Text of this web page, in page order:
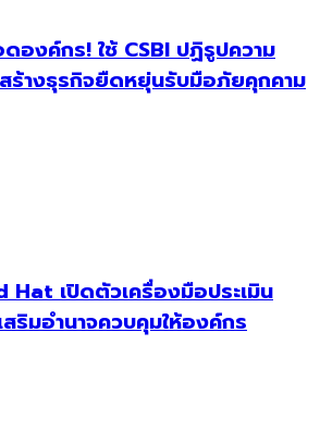
องค์กร! ใช้ CSBI ปฏิรูปความ
ร้างธุรกิจยืดหยุ่นรับมือภัยคุกคาม
Hat เปิดตัวเครื่องมือประเมิน
ริมอำนาจควบคุมให้องค์กร